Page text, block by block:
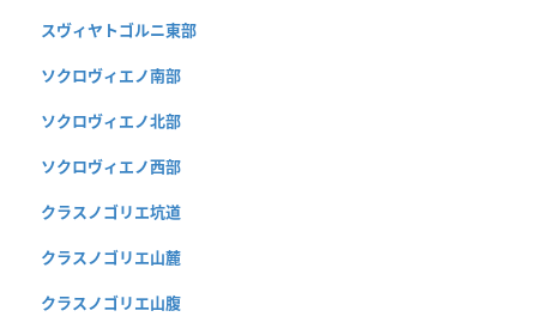
スヴィヤトゴルニ東部
ソクロヴィエノ南部
ソクロヴィエノ北部
ソクロヴィエノ西部
クラスノゴリエ坑道
クラスノゴリエ山麓
クラスノゴリエ山腹